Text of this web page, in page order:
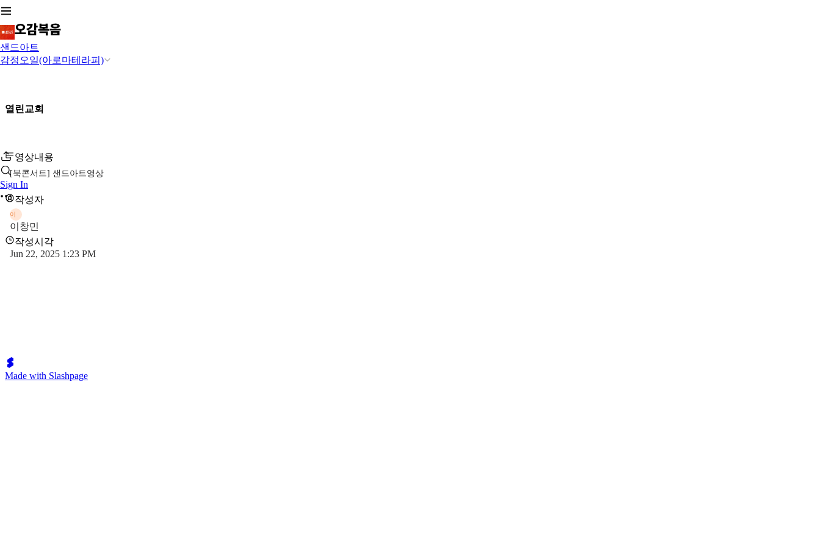
샌드아트
감정오일(아로마테라피)
Sign In
열린교회
영상내용
[북콘서트] 샌드아트영상
작성자
이
이창민
작성시각
Jun 22, 2025 1:23 PM
Made with Slashpage